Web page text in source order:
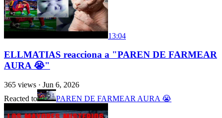
13:04
ELLMATIAS reacciona a "PAREN DE FARMEAR
AURA 😭"
365 views · Jun 6, 2026
Reacted to
PAREN DE FARMEAR AURA 😭